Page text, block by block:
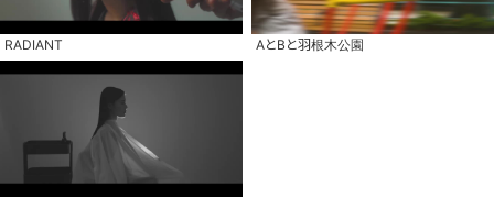
RADIANT AとBと羽根木公園